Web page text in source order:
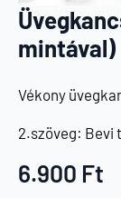
mintával)
Vékony
2.szöveg: Bevi
6.900 Ft